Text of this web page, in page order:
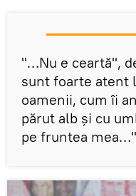
"…Nu e ceartă",
sunt foarte atent
oamenii, cum îi
părut alb şi cu
pe fruntea mea…"